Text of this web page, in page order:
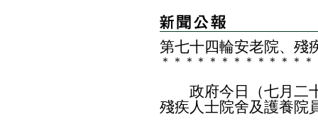
第七十四輪安老院、殘
＊ ＊ ＊ ＊ ＊ ＊ ＊ ＊ ＊ ＊ ＊ ＊ ＊
政府今日（七月二十
殘疾人士院舍及護養院